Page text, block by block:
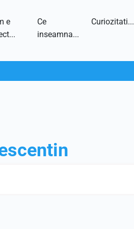
e
Ce
inseamna...
Curiozitati...